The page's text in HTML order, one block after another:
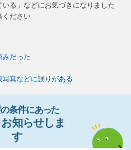
いる」などにお気づきになりました
ください
みだった
写真などに誤りがある
条件にあった
お知らせし ま
す